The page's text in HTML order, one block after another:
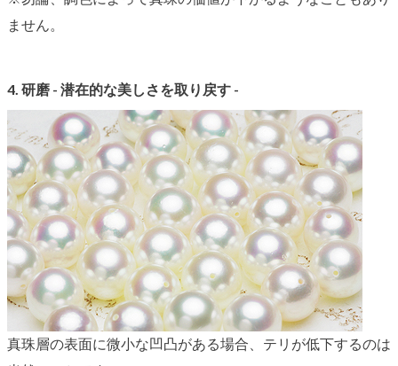
ません。
4. 研磨 - 潜在的な美しさを取り戻す -
真珠層の表面に微小な凹凸がある場合、テリが低下するのは